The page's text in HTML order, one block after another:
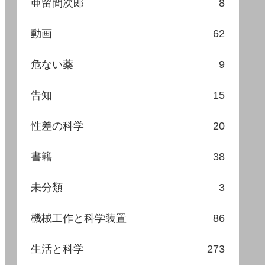
亜留間次郎 8
動画 62
危ない薬 9
告知 15
性差の科学 20
書籍 38
未分類 3
機械工作と科学装置 86
生活と科学 273